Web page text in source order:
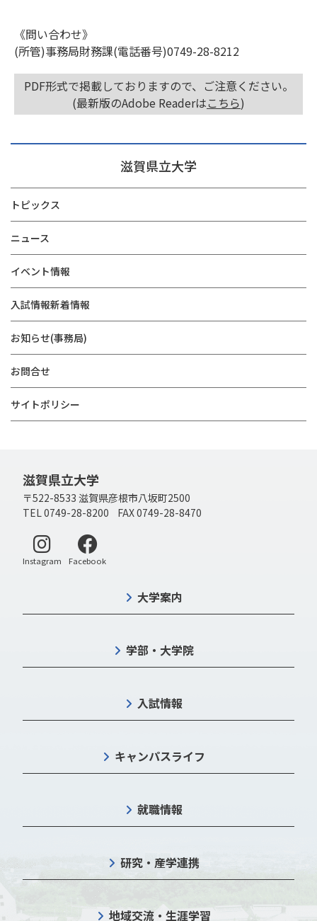
滋賀県立大学
トピックス
ニュース
イベント情報
入試情報新着情報
お知らせ(事務局)
お問合せ
サイトポリシー
《問い合わせ》
(所管)事務局財務課(電話番号)0749-28-8212
PDF形式で掲載しておりますので、ご注意ください。
(最新版のAdobe Readerはこちら)
滋賀県立大学
〒522-8533 滋賀県彦根市八坂町2500
TEL 0749-28-8200 FAX 0749-28-8470
Instagram 別ウィンドウで開く
Facebook別ウィンドウで開く
大学案内
学部・大学院
入試情報
キャンパスライフ
就職情報
研究・産学連携
地域交流・生涯学習